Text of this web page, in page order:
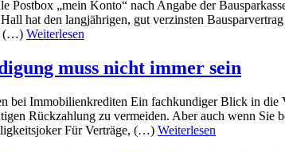
Postbox „mein Konto“ nach Angabe der
hat den langjährigen, gut verzinsten
(…) Weiterlesen
muss nicht immer sein
bei Immobilienkrediten Ein fachkundiger Blick in
Rückzahlung zu vermeiden. Aber auch wenn
Für Verträge, (…) Weiterlesen